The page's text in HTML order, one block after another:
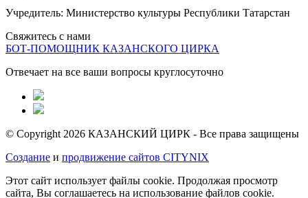
Учредитель: Министерство культуры Республики Татарстан
Свяжитесь с нами
БОТ-ПОМОЩНИК КАЗАНСКОГО ЦИРКА
Отвечает на все ваши вопросы круглосуточно
© Copyright 2026 КАЗАНСКИЙ ЦИРК - Все права защищены
Создание и продвижение сайтов CITYNIX
Этот сайт использует файлы cookie. Продолжая просмотр
сайта, Вы соглашаетесь на использование файлов cookie.